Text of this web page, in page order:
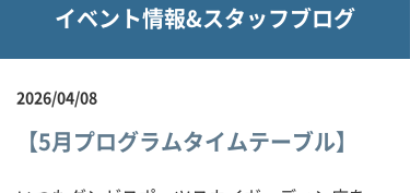
イベント情報&スタッフブログ
2026/04/08
【5月プログラムタイムテーブル】